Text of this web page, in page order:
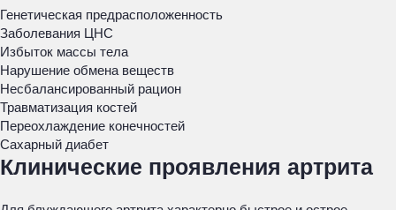
Генетическая предрасположенность
Заболевания ЦНС
Избыток массы тела
Нарушение обмена веществ
Несбалансированный рацион
Травматизация костей
Переохлаждение конечностей
Сахарный диабет
Клинические проявления артрита